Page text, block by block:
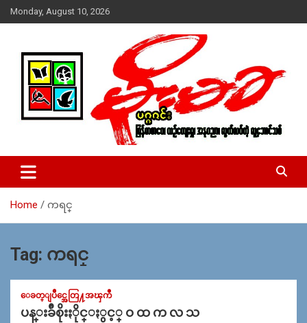
Skip
to
Monday, August 10, 2026
MoeMaKa Burmese News &
Media
ယ္ေရး – အမွတ္ ၂၅၄၊ ပထပ္၊ လမ္း ၄၀၊ ေက်ာက္တံတား၊ ရန္ကုန္။
(ဖုုံး – ၀၉ ၂၅၂ ၂၄၉ ၀၉၄ ၊ ၀၉ ၄၂၁ ၇၄၃ ၇၅၃ ၊ ၀၉ ၅၀၄ ၁၀ ၅၈) ျ
ဇာေစ်းသစ္ ။ ၀၉ ၇၈၆၈၃၇ ၃၀၅ / ၀၉ ၉၆၃၆၉၉၈၃၄
Home ကရင္
Tag: ကရင္
ေခတ္ျပိဳင္အေတြ႔အၾကဳံ
ပန္းခ်ီစိုးႏိုင္ႏွင့္ ဝ ထ က လ သ